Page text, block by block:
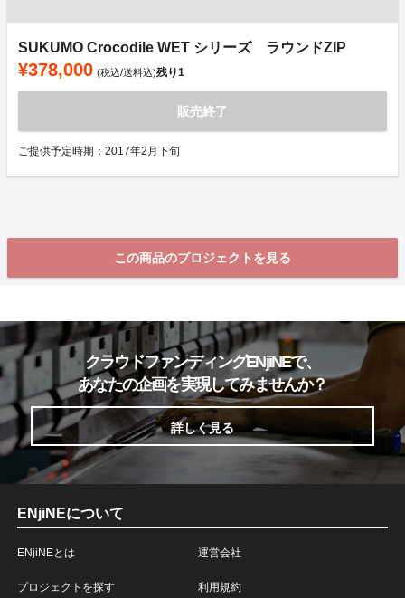
SUKUMO Crocodile WET シリーズ ラウンドZIP
¥378,000 (税込/送料込)残り1
販売終了
ご提供予定時期：2017年2月下旬
この商品のプロジェクトを見る
クラウドファンディングENjiNEで、
あなたの企画を実現してみませんか？
詳しく見る
ENjiNEについて
ENjiNEとは
プロジェクトを探す
運営会社
利用規約